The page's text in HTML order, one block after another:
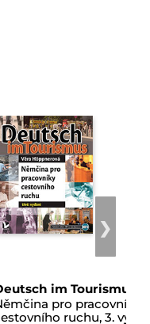
im Tourismus
pro pracovníky
ruchu, 3. vydání
❯